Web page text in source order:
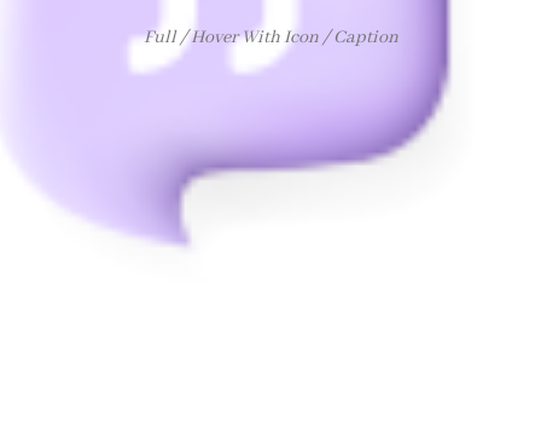
Full / Hover With Icon / Caption